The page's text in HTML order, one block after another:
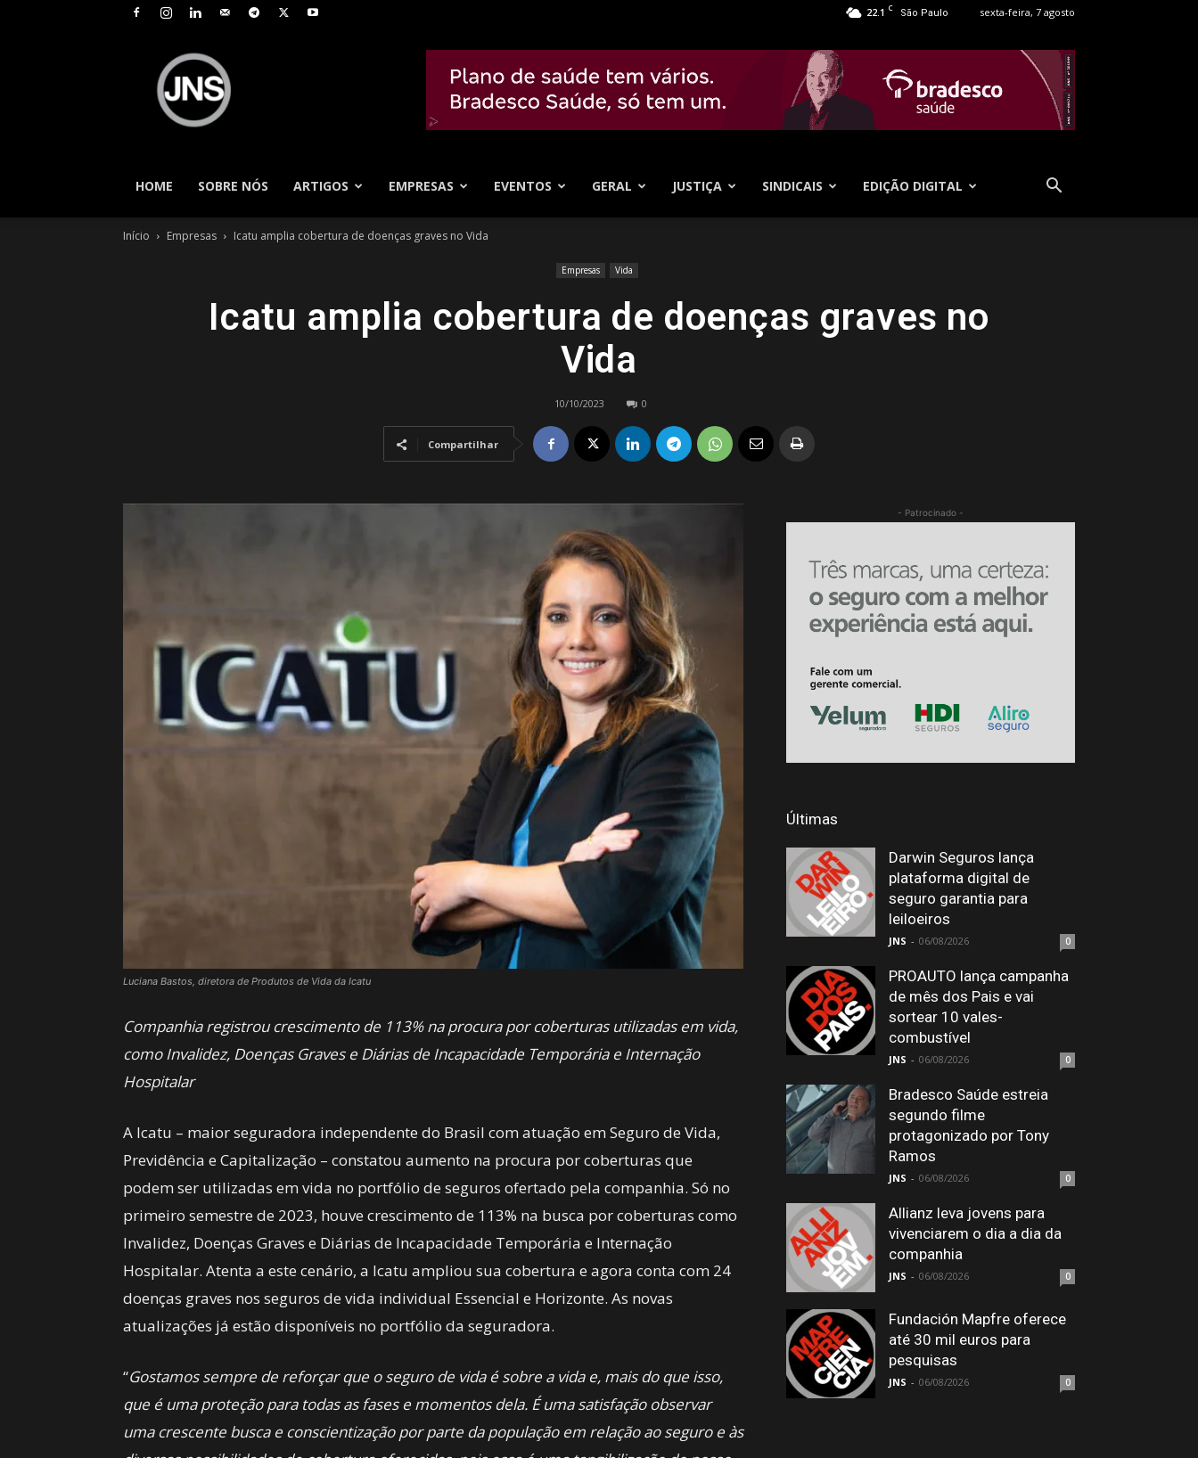
22.1 C São Paulo sexta-feira, 7 agosto
HOME
SOBRE NÓS ARTIGOS EMPRESAS EVENTOS GERAL JUSTIÇA SINDICAIS EDIÇÃO DIGITAL
Início Empresas Icatu amplia cobertura de doenças graves no Vida
Empresas Vida
Icatu amplia cobertura de doenças graves no
Vida
10/10/2023 0
Compartilhar
Luciana Bastos, diretora de Produtos de Vida da Icatu
Companhia registrou crescimento de 113% na procura por coberturas utilizadas em vida,
como Invalidez, Doenças Graves e Diárias de Incapacidade Temporária e Internação
Hospitalar
A Icatu – maior seguradora independente do Brasil com atuação em Seguro de Vida,
Previdência e Capitalização – constatou aumento na procura por coberturas que
podem ser utilizadas em vida no portfólio de seguros ofertado pela companhia. Só no
primeiro semestre de 2023, houve crescimento de 113% na busca por coberturas como
Invalidez, Doenças Graves e Diárias de Incapacidade Temporária e Internação
Hospitalar. Atenta a este cenário, a Icatu ampliou sua cobertura e agora conta com 24
doenças graves nos seguros de vida individual Essencial e Horizonte. As novas
atualizações já estão disponíveis no portfólio da seguradora.
“Gostamos sempre de reforçar que o seguro de vida é sobre a vida e, mais do que isso,
que é uma proteção para todas as fases e momentos dela. É uma satisfação observar
uma crescente busca e conscientização por parte da população em relação ao seguro e às
- Patrocinado -
Últimas
Darwin Seguros lança
plataforma digital de
seguro garantia para
leiloeiros
JNS - 06/08/2026 0
PROAUTO lança campanha
de mês dos Pais e vai
sortear 10 vales-
combustível
JNS - 06/08/2026 0
Bradesco Saúde estreia
segundo filme
protagonizado por Tony
Ramos
JNS - 06/08/2026 0
Allianz leva jovens para
vivenciarem o dia a dia da
companhia
JNS - 06/08/2026 0
Fundación Mapfre oferece
até 30 mil euros para
pesquisas
JNS - 06/08/2026 0